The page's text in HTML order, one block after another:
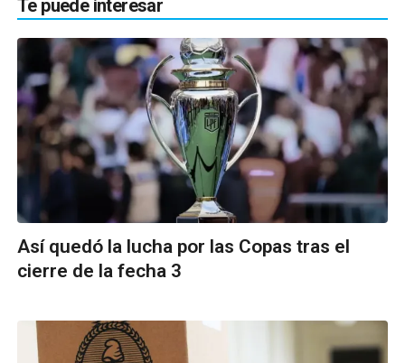
Te puede interesar
Así quedó la lucha por las Copas tras el
cierre de la fecha 3